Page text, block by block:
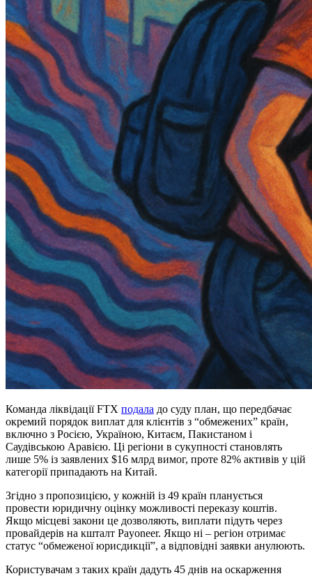
Команда ліквідації FTX подала до суду план, що передбачає
окремий порядок виплат для клієнтів з “обмежених” країн,
включно з Росією, Україною, Китаєм, Пакистаном і
Саудівською Аравією. Ці регіони в сукупності становлять
лише 5% із заявлених $16 млрд вимог, проте 82% активів у цій
категорії припадають на Китай.
Згідно з пропозицією, у кожній із 49 країн планується
провести юридичну оцінку можливості переказу коштів.
Якщо місцеві закони це дозволяють, виплати підуть через
провайдерів на кшталт Payoneer. Якщо ні – регіон отримає
статус “обмеженої юрисдикції”, а відповідні заявки анулюють.
Користувачам з таких країн дадуть 45 днів на оскарження